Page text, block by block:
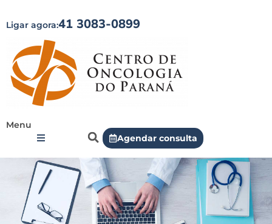
Ligar agora:41 3083-0899
Menu
Agendar consulta